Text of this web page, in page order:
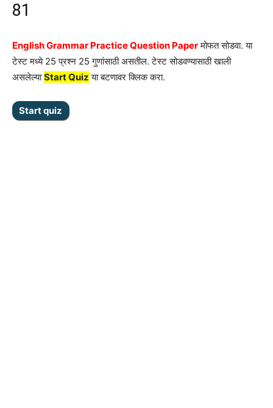
81
English Grammar Practice Question Paperमोफत सोडवा. या
टेस्ट मध्ये 25 प्रश्न 25 गुणांसाठी असतील. टेस्ट सोडवण्यासाठी खाली
असलेल्याStart Quiz या बटणावर क्लिक करा.